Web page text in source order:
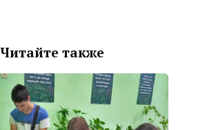
Читайте также